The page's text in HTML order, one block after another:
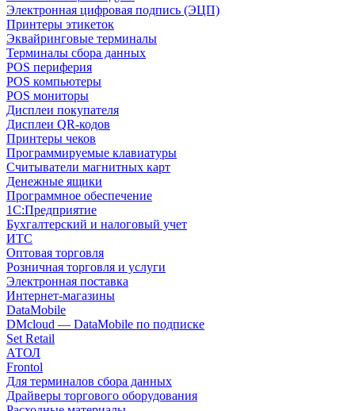
Электронная цифровая подпись (ЭЦП)
Принтеры этикеток
Эквайринговые терминалы
Терминалы сбора данных
POS периферия
POS компьютеры
POS мониторы
Дисплеи покупателя
Дисплеи QR-кодов
Принтеры чеков
Программируемые клавиатуры
Считыватели магнитных карт
Денежные ящики
Программное обеспечение
1С:Предприятие
Бухгалтерский и налоговый учет
ИТС
Оптовая торговля
Розничная торговля и услуги
Электронная поставка
Интернет-магазины
DataMobile
DMcloud — DataMobile по подписке
Set Retail
АТОЛ
Frontol
Для терминалов сбора данных
Драйверы торгового оборудования